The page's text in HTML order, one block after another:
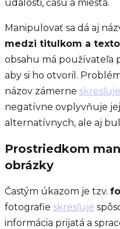
udalosti, času a miesta.
Manipulovať sa dá aj
medzi titulkom a
obsahu má používateľa
aby si ho otvoril.
názov zámerne skresľuje
negatívne ovplyvňuje
alternatívnych, ale aj
Prostriedkom
obrázky
Častým úkazom je tzv.
fotografie skresľuje
informácia prijatá a